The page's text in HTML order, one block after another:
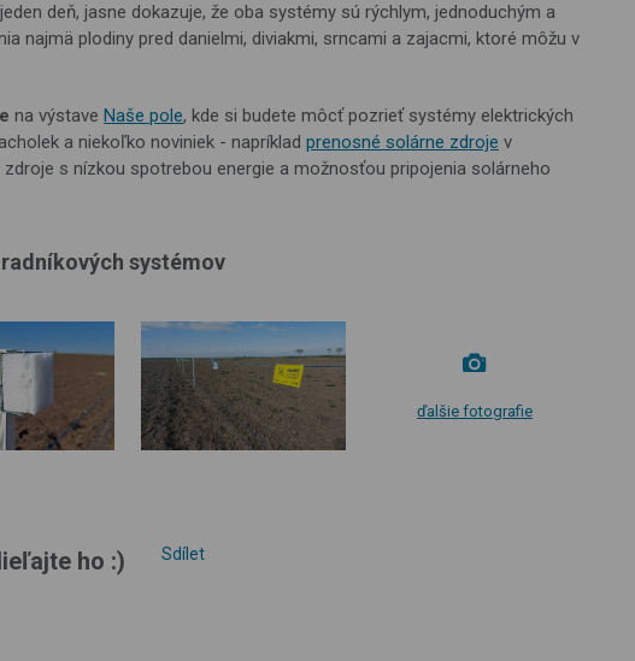
deň, jasne dokazuje, že oba systémy sú rýchlym, jednoduchým a
najmä plodiny pred danielmi, diviakmi, srncami a zajacmi, ktoré môžu v
na výstave Naše pole, kde si budete môcť pozrieť systémy elektrických
a niekoľko noviniek - napríklad prenosné solárne zdroje v
s nízkou spotrebou energie a možnosťou pripojenia solárneho
systémov
ďalšie fotografie
ho :) Sdílet